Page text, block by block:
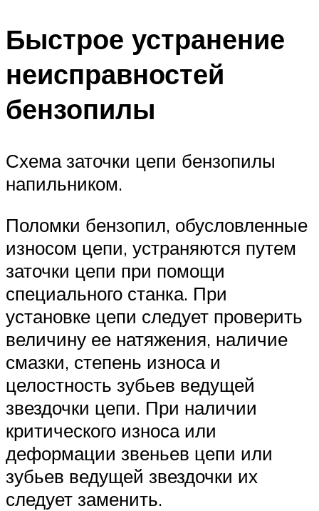
Быстрое устранение
неисправностей
бензопилы
Схема заточки цепи бензопилы
напильником.
Поломки бензопил, обусловленные
износом цепи, устраняются путем
заточки цепи при помощи
специального станка. При
установке цепи следует проверить
величину ее натяжения, наличие
смазки, степень износа и
целостность зубьев ведущей
звездочки цепи. При наличии
критического износа или
деформации звеньев цепи или
зубьев ведущей звездочки их
следует заменить.